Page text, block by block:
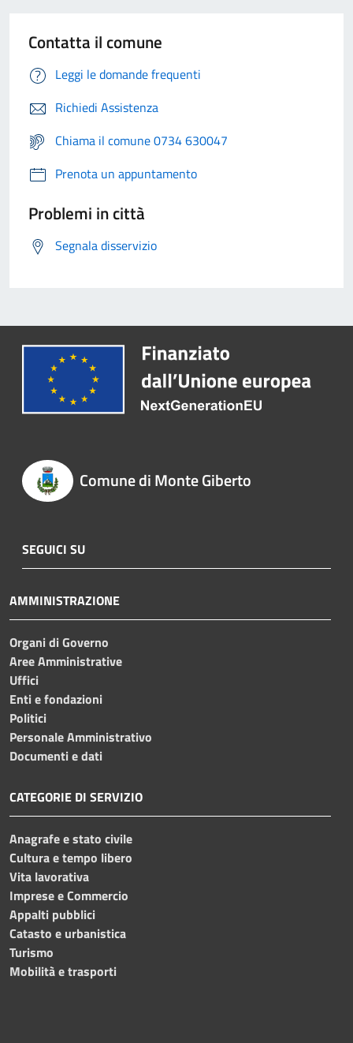
Contatta il comune
Leggi le domande frequenti
Richiedi Assistenza
Chiama il comune 0734 630047
Prenota un appuntamento
Problemi in città
Segnala disservizio
Comune di Monte Giberto
SEGUICI SU
AMMINISTRAZIONE
Organi di Governo
Aree Amministrative
Uffici
Enti e fondazioni
Politici
Personale Amministrativo
Documenti e dati
CATEGORIE DI SERVIZIO
Anagrafe e stato civile
Cultura e tempo libero
Vita lavorativa
Imprese e Commercio
Appalti pubblici
Catasto e urbanistica
Turismo
Mobilità e trasporti